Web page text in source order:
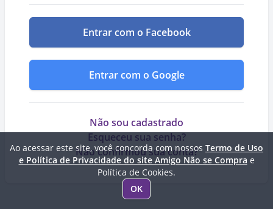
Entrar com o Facebook
Entrar com o Google
Não sou cadastrado
Esqueceu sua senha?
Não confirmou sua conta?
Ao acessar este site, você concorda com nossos Termo de Uso
e Política de Privacidade do site Amigo Não se Compra e
Política de Cookies.
OK